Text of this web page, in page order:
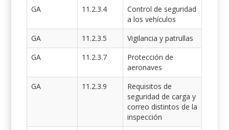
GA
11.2.3.4
Control de seguridad
a los vehículos
GA
11.2.3.5
Vigilancia y patrullas
GA
11.2.3.7
Protección de
aeronaves
GA
11.2.3.9
Requisitos de
seguridad de carga y
correo distintos de la
inspección